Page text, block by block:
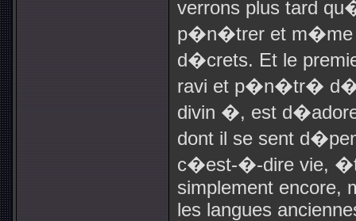
verrons plus tard
p�n�trer et m�me
d�crets. Et le
ravi et p�n�tr�
divin �, est
dont il se sent
c�est-�-dire vie,
simplement encore,
les langues